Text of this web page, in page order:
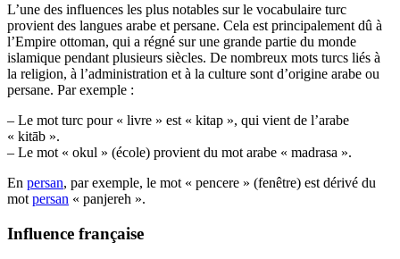
L’une des influences les plus notables sur le vocabulaire turc
provient des langues arabe et persane. Cela est principalement dû à
l’Empire ottoman, qui a régné sur une grande partie du monde
islamique pendant plusieurs siècles. De nombreux mots turcs liés à
la religion, à l’administration et à la culture sont d’origine arabe ou
persane. Par exemple :
– Le mot turc pour « livre » est « kitap », qui vient de l’arabe
« kitāb ».
– Le mot « okul » (école) provient du mot arabe « madrasa ».
En persan, par exemple, le mot « pencere » (fenêtre) est dérivé du
mot persan « panjereh ».
Influence française